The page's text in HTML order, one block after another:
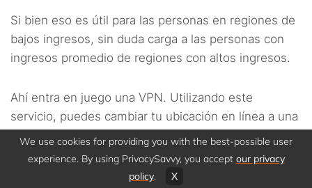
Si bien eso es útil para las personas en regiones de
bajos ingresos, sin duda carga a las personas con
ingresos promedio de regiones con altos ingresos.
Ahí entra en juego una VPN. Utilizando este
servicio, puedes cambiar tu ubicación en línea a una
región de bajos ingresos o a un país donde puedas
encontrar mejores ofertas. Entonces, no tendrás
que pagar más al realizar compras.
We use cookies for providing you with the best-possible user
experience. By using PrivacySavvy, you accept our privacy
policy. X